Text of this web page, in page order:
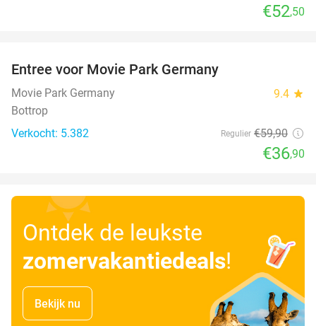
€52,50
Entree voor Movie Park Germany
Movie Park Germany 9.4 star
Bottrop
Verkocht: 5.382
Regulier €59,90
€36,90
Ontdek de leukste
zomervakantiedeals!
Bekijk nu